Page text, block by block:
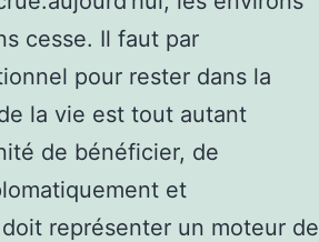
cesse. Il faut par
pour rester dans la
la vie est tout autant
de bénéficier, de
et
représenter un moteur de